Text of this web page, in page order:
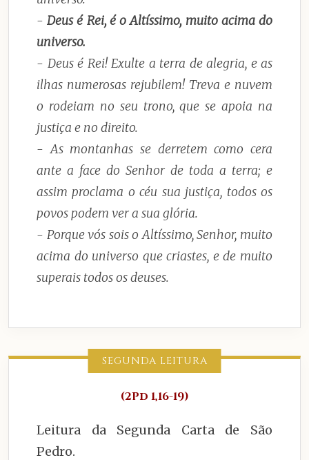
-Deus é Rei, é o Altíssimo, muito acima do
universo.
- Deus é Rei! Exulte a terra de alegria, e as
ilhas numerosas rejubilem! Treva e nuvem
o rodeiam no seu trono, que se apoia na
justiça e no direito.
- As montanhas se derretem como cera
ante a face do Senhor de toda a terra; e
assim proclama o céu sua justiça, todos os
povos podem ver a sua glória.
- Porque vós sois o Altíssimo, Senhor, muito
acima do universo que criastes, e de muito
superais todos os deuses.
SEGUNDA LEITURA
(2Pd 1,16-19)
Leitura da Segunda Carta de São
Pedro.